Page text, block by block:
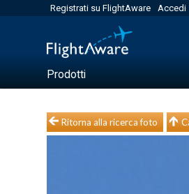
Registrati su FlightAware Accedi
Prodotti
Ritorna alla ricerca foto